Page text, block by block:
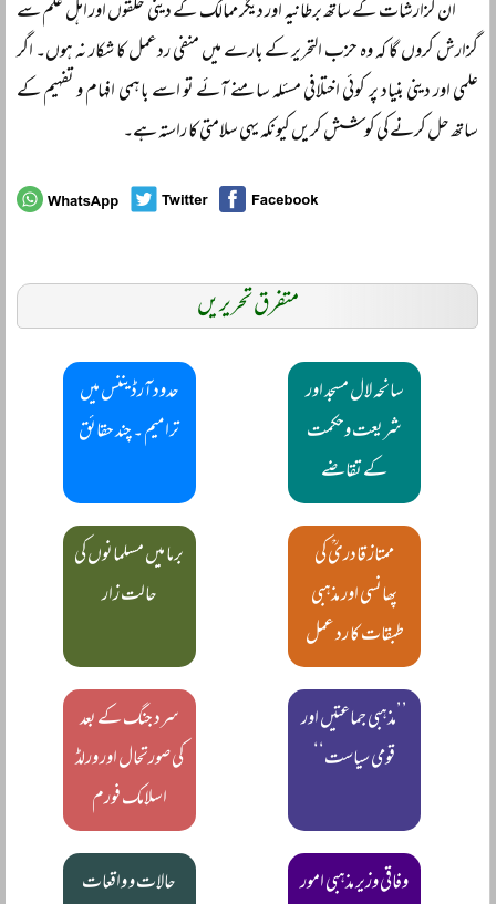
ان گزارشات کے ساتھ برطانیہ اور دیگر ممالک کے دینی حلقوں اور اہل علم سے
گزارش کروں گا کہ وہ حزب التحریر کے بارے میں منفی ردعمل کا شکار نہ ہوں۔ اگر
علمی اور دینی بنیاد پر کوئی اختلافی مسئلہ سامنے آئے تو اسے باہمی افہام و تفہیم کے
ساتھ حل کرنے کی کوشش کریں کیونکہ یہی سلامتی کا راستہ ہے۔
متفرق تحریریں
سانحہ لال مسجد اور
شریعت وحکمت
کے تقاضے
حدود آرڈیننس میں
ترامیم ۔ چند حقائق
ممتاز قادریؒ کی
پھانسی اور مذہبی
طبقات کا رد عمل
برما میں مسلمانوں کی
حالت زار
’’مذہبی جماعتیں اور
قومی سیاست‘‘
سرد جنگ کے بعد
کی صورتحال اور ورلڈ
اسلامک فورم
وفاقی وزیر مذہبی امور
حالات و واقعات